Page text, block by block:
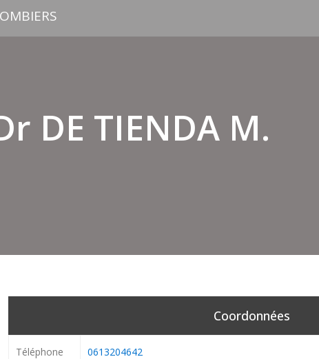
DE TIENDA M.
Coordonnées
Téléphone 0613204642